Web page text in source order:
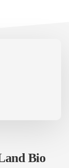
Bio